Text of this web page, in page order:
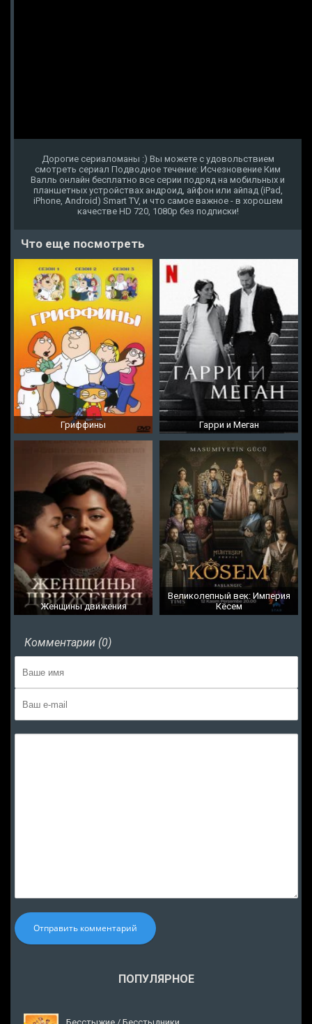
Дорогие сериаломаны :) Вы можете с удовольствием
смотреть сериал Подводное течение: Исчезновение Ким
Валль онлайн бесплатно все серии подряд на мобильных и
планшетных устройствах андроид, айфон или айпад (iPad,
iPhone, Android) Smart TV, и что самое важное - в хорошем
качестве HD 720, 1080p без подписки!
Что еще посмотреть
Гриффины Гарри и Меган
Женщины движения
Великолепный век: Империя
Кёсем
Комментарии (0)
Отправить комментарий
ПОПУЛЯРНОЕ